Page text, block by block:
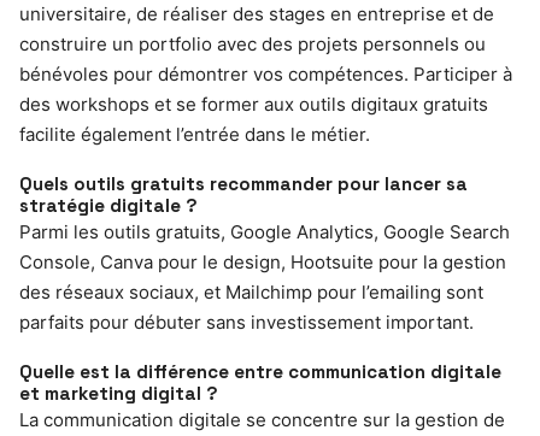
universitaire, de réaliser des stages en entreprise et de
construire un portfolio avec des projets personnels ou
bénévoles pour démontrer vos compétences. Participer à
des workshops et se former aux outils digitaux gratuits
facilite également l’entrée dans le métier.
Quels outils gratuits recommander pour lancer sa
stratégie digitale ?
Parmi les outils gratuits, Google Analytics, Google Search
Console, Canva pour le design, Hootsuite pour la gestion
des réseaux sociaux, et Mailchimp pour l’emailing sont
parfaits pour débuter sans investissement important.
Quelle est la différence entre communication digitale
et marketing digital ?
La communication digitale se concentre sur la gestion de